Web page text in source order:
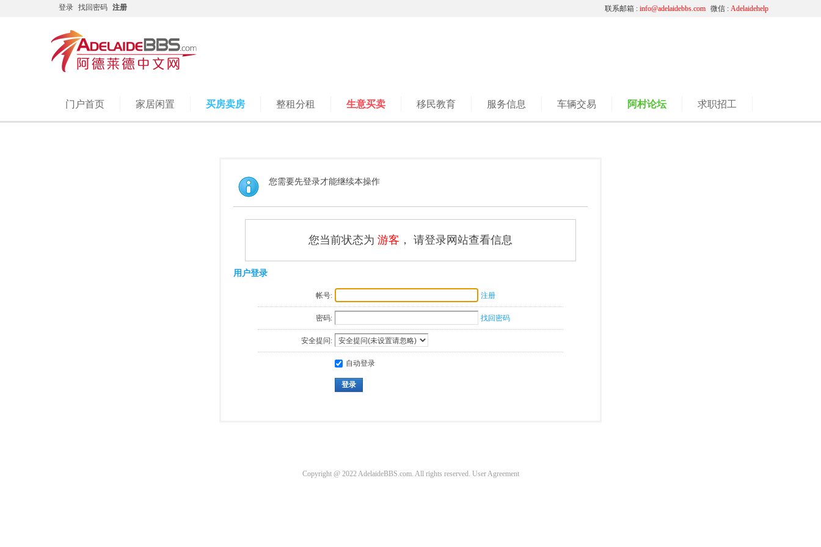
登录 找回密码 注册 微信 : Adelaidehelp
联系邮箱 : info@adelaidebbs.com
门户首页 家居闲置 买房卖房 整租分租 生意买卖 移民教育 服务信息 车辆交易 阿村论坛 求职招工
您需要先登录才能继续本操作
您当前状态为 游客 ， 请登录网站查看信息
用户登录
帐号: 注册
密码: 找回密码
安全提问:
自动登录
登录
Copyright @ 2022 AdelaideBBS.com. All rights reserved. User Agreement